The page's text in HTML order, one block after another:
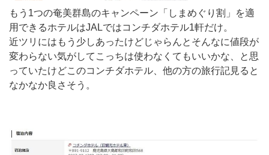
もう1つの奄美群島のキャンペーン「しまめぐり割」を適
用できるホテルはJALではコンチダホテル1軒だけ。
近ツリにはもう少しあったけどじゃらんとそんなに値段が
変わらない気がしてこっちは使わなくてもいいかな、と思
っていたけどこのコンチダホテル、他の方の旅行記見ると
なかなか良さそう。